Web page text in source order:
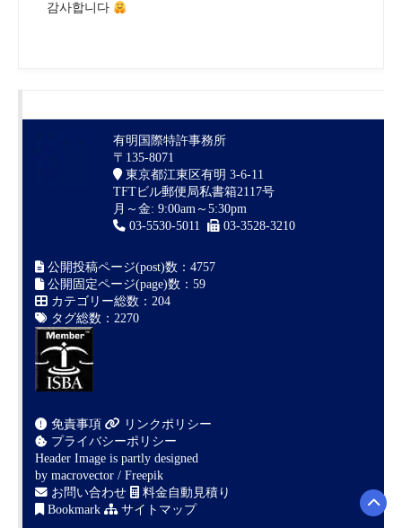
감사합니다
有明国際特許事務所
〒135-8071
東京都江東区有明 3-6-11
TFTビル郵便局私書箱2117号
月～金: 9:00am～5:30pm
03-5530-5011
03-3528-3210
公開投稿ページ(post)数：4757
公開固定ページ(page)数：59
カテゴリー総数：204
タグ総数：2270
免責事項
リンクポリシー
プライバシーポリシー
Header Image is partly designed
by macrovector / Freepik
お問い合わせ
料金自動見積り
Bookmark
サイトマップ